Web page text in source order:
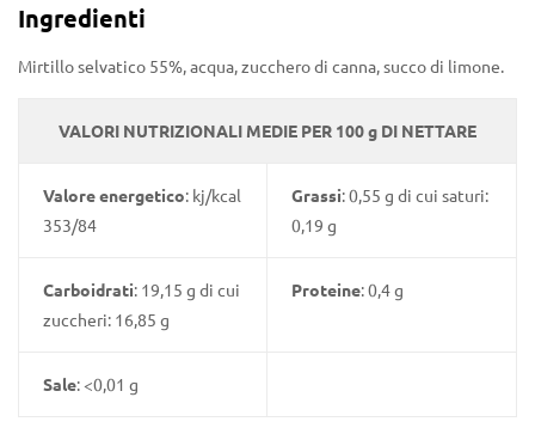
Ingredienti
Mirtillo selvatico 55%, acqua, zucchero di canna, succo di limone.
VALORI NUTRIZIONALI MEDIE PER 100 g DI NETTARE
Valore energetico: kj/kcal
353/84
Grassi: 0,55 g di cui saturi:
0,19 g
Carboidrati: 19,15 g di cui
zuccheri: 16,85 g
Proteine: 0,4 g
Sale: <0,01 g